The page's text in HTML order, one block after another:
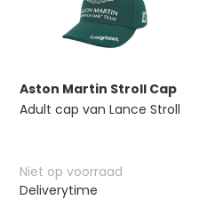
Aston Martin Stroll Cap
Adult cap van Lance Stroll
Niet op voorraad
Deliverytime